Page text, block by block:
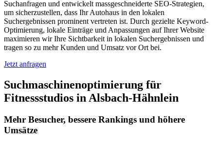
Suchanfragen und entwickelt massgeschneiderte SEO-Strategien,
um sicherzustellen, dass Ihr Autohaus in den lokalen
Suchergebnissen prominent vertreten ist. Durch gezielte Keyword-
Optimierung, lokale Einträge und Anpassungen auf Ihrer Website
maximieren wir Ihre Sichtbarkeit in lokalen Suchergebnissen und
tragen so zu mehr Kunden und Umsatz vor Ort bei.
Jetzt anfragen
Suchmaschinenoptimierung für
Fitnessstudios in Alsbach-Hähnlein
Mehr Besucher, bessere Rankings und höhere
Umsätze